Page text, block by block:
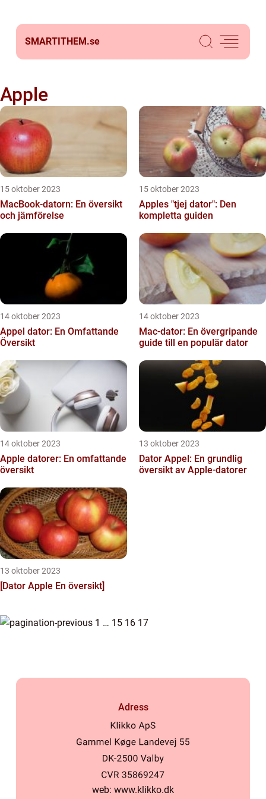
SMARTITHEM.se
Apple
15 oktober 2023
MacBook-datorn: En översikt
och jämförelse
15 oktober 2023
Apples "tjej dator": Den
kompletta guiden
14 oktober 2023
Appel dator: En Omfattande
Översikt
14 oktober 2023
Mac-dator: En övergripande
guide till en populär dator
14 oktober 2023
Apple datorer: En omfattande
översikt
13 oktober 2023
Dator Appel: En grundlig
översikt av Apple-datorer
13 oktober 2023
[Dator Apple En översikt]
1 … 15 16 17
Adress
web: www.klikko.dk